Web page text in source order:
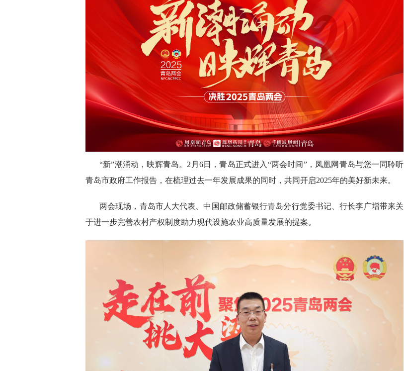
“新”潮涌动，映辉青岛。2月6日，青岛正式进入“两会时间”，凤凰网青岛与您一同聆听
青岛市政府工作报告，在梳理过去一年发展成果的同时，共同开启2025年的美好新未来。
两会现场，青岛市人大代表、中国邮政储蓄银行青岛分行党委书记、行长李广增带来关
于进一步完善农村产权制度助力现代设施农业高质量发展的提案。